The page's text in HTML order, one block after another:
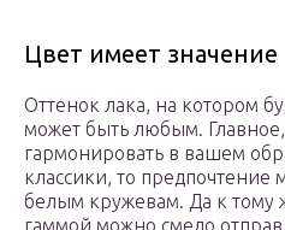
Цвет имеет значение
Оттенок лака, на котором
может быть любым.
гармонировать в вашем
классики, то
белым кружевам. Да к тому
гаммой можно смело